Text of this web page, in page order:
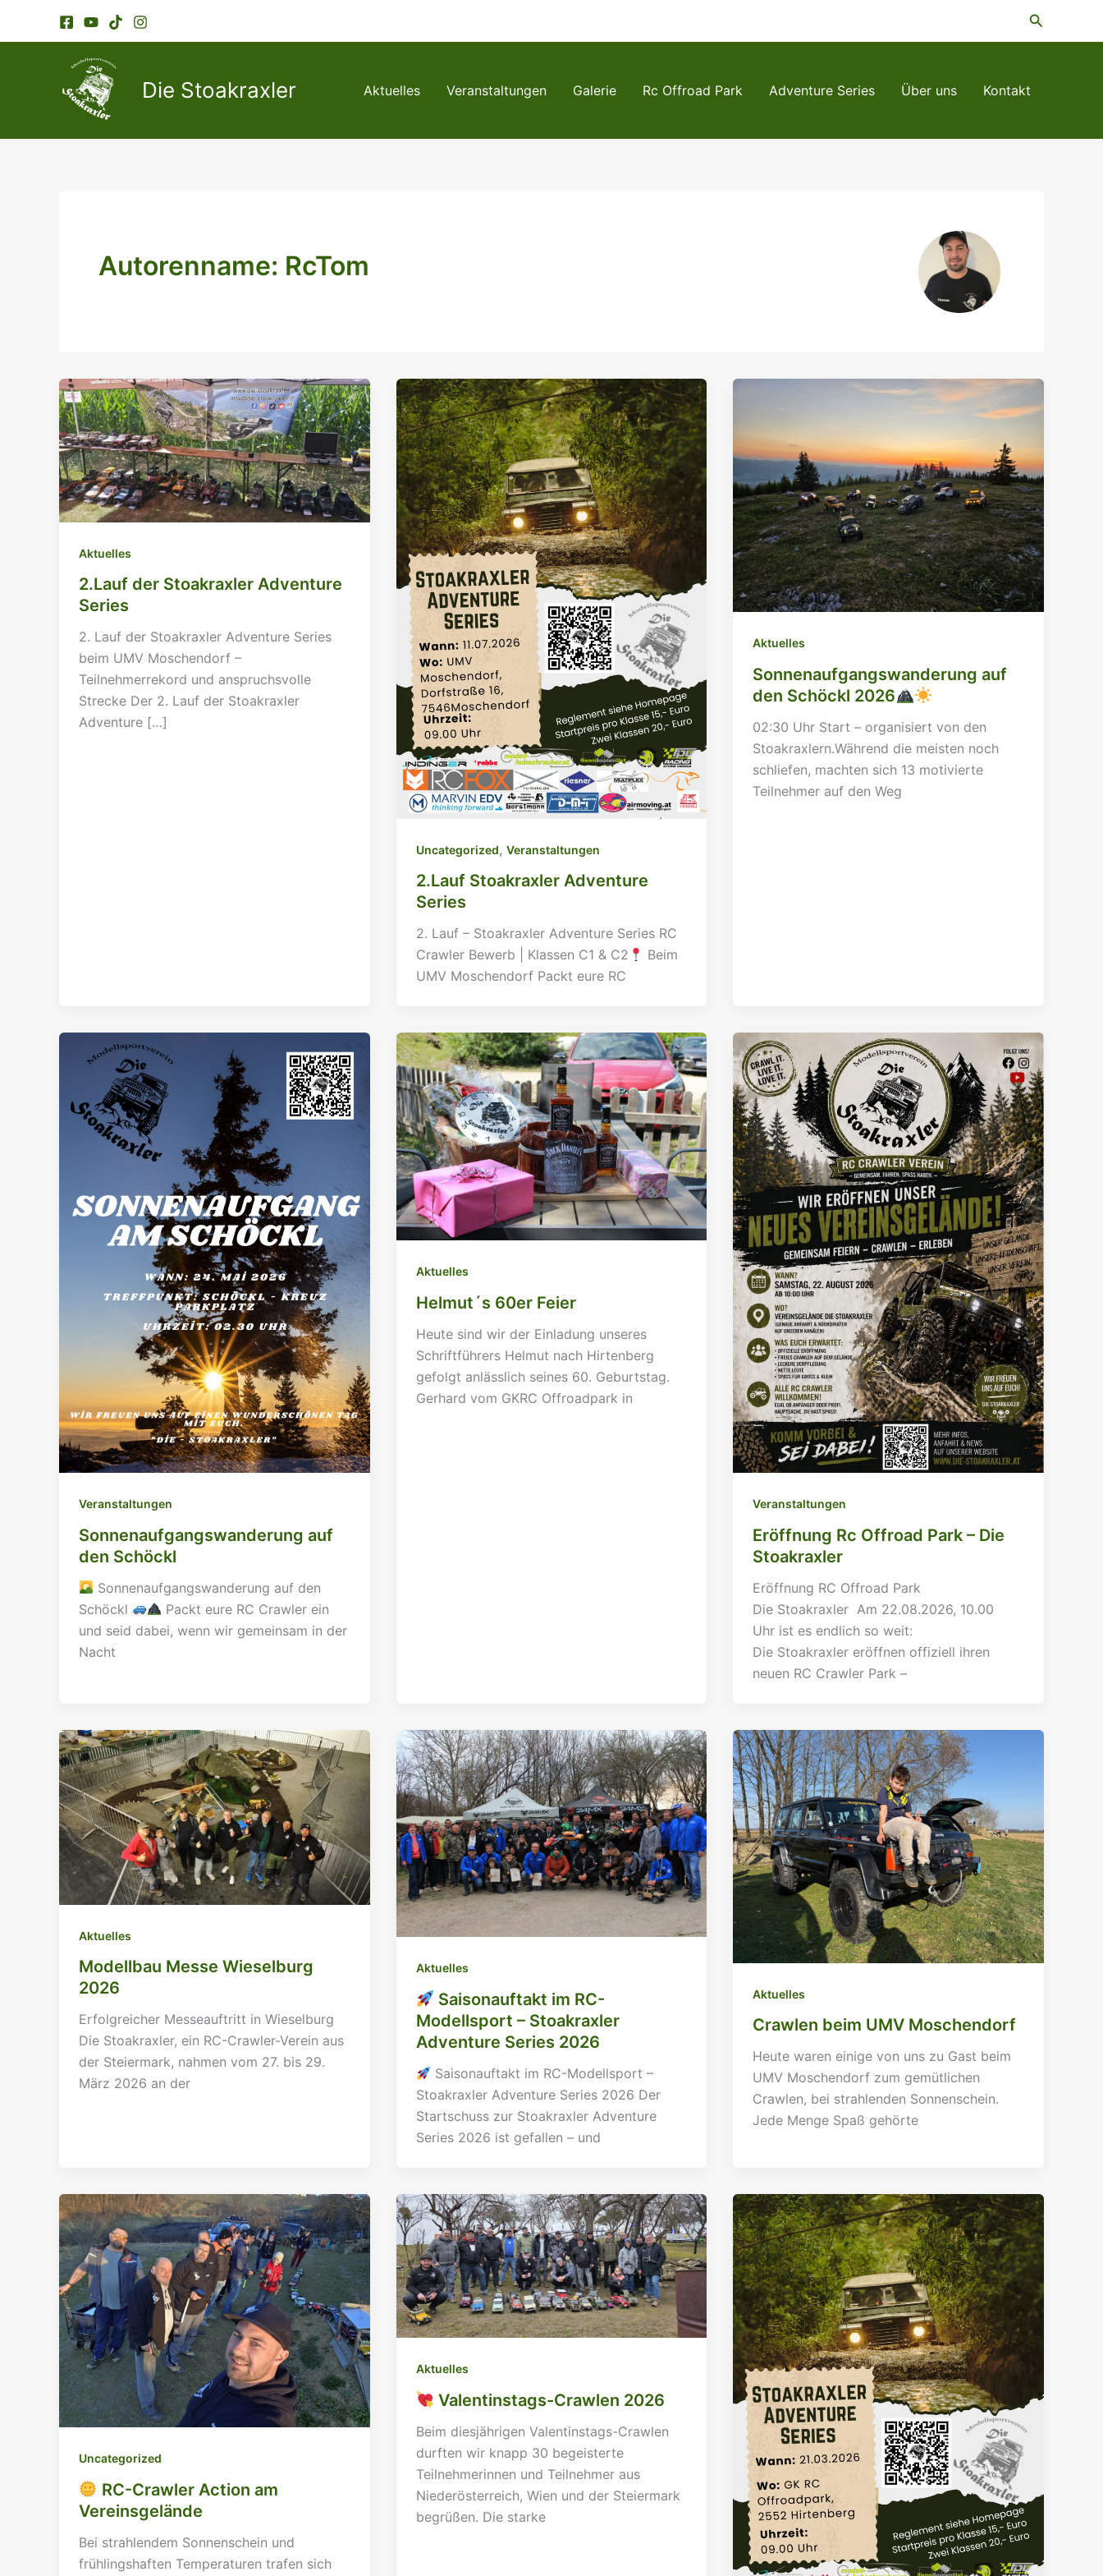
Suchen
Die Stoakraxler Aktuelles Veranstaltungen Galerie Rc Offroad Park Adventure Series Über uns Kontakt
Autorenname: RcTom
Aktuelles
2.Lauf der Stoakraxler Adventure
Series
2. Lauf der Stoakraxler Adventure Series
beim UMV Moschendorf –
Teilnehmerrekord und anspruchsvolle
Strecke Der 2. Lauf der Stoakraxler
Adventure […]
Uncategorized, Veranstaltungen
2.Lauf Stoakraxler Adventure
Series
2. Lauf – Stoakraxler Adventure Series RC
Crawler Bewerb | Klassen C1 & C2
Beim
UMV Moschendorf Packt eure RC
Aktuelles
Sonnenaufgangswanderung auf
den Schöckl 2026
02:30 Uhr Start – organisiert von den
Stoakraxlern.Während die meisten noch
schliefen, machten sich 13 motivierte
Teilnehmer auf den Weg
Veranstaltungen
Sonnenaufgangswanderung auf
den Schöckl
Sonnenaufgangswanderung auf den
Schöckl
Packt eure RC Crawler ein
und seid dabei, wenn wir gemeinsam in der
Nacht
Aktuelles
Helmut´s 60er Feier
Heute sind wir der Einladung unseres
Schriftführers Helmut nach Hirtenberg
gefolgt anlässlich seines 60. Geburtstag.
Gerhard vom GKRC Offroadpark in
Veranstaltungen
Eröffnung Rc Offroad Park – Die
Stoakraxler
Eröffnung RC Offroad Park
Die Stoakraxler Am 22.08.2026, 10.00
Uhr ist es endlich so weit:
Die Stoakraxler eröffnen offiziell ihren
neuen RC Crawler Park –
Aktuelles
Modellbau Messe Wieselburg
2026
Erfolgreicher Messeauftritt in Wieselburg
Die Stoakraxler, ein RC-Crawler-Verein aus
der Steiermark, nahmen vom 27. bis 29.
März 2026 an der
Aktuelles
Saisonauftakt im RC-
Modellsport – Stoakraxler
Adventure Series 2026
Saisonauftakt im RC-Modellsport –
Stoakraxler Adventure Series 2026 Der
Startschuss zur Stoakraxler Adventure
Series 2026 ist gefallen – und
Aktuelles
Crawlen beim UMV Moschendorf
Heute waren einige von uns zu Gast beim
UMV Moschendorf zum gemütlichen
Crawlen, bei strahlenden Sonnenschein.
Jede Menge Spaß gehörte
Uncategorized
RC-Crawler Action am
Vereinsgelände
Bei strahlendem Sonnenschein und
frühlingshaften Temperaturen trafen sich
Aktuelles
Valentinstags-Crawlen 2026
Beim diesjährigen Valentinstags-Crawlen
durften wir knapp 30 begeisterte
Teilnehmerinnen und Teilnehmer aus
Niederösterreich, Wien und der Steiermark
begrüßen. Die starke